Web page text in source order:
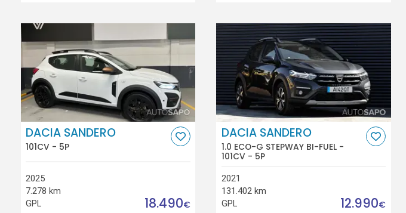
DACIA SANDERO
101CV - 5P
2025
7.278 km
GPL
18.490€
DACIA SANDERO
1.0 ECO-G STEPWAY BI-FUEL -
101CV - 5P
2021
131.402 km
GPL
12.990€